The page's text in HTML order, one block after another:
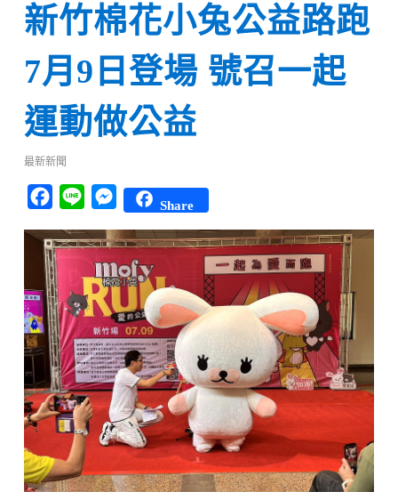
新竹棉花小兔公益路跑
7月9日登場 號召一起
運動做公益
最新新聞
Facebook
Line Messenger
Share